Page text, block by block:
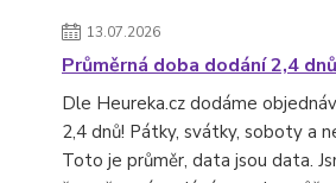
13.07.2026
Průměrná doba dodání 2,4
Dle Heureka.cz dodáme
2,4 dnů! Pátky, svátky, soboty a
Toto je průměr, data jsou data.